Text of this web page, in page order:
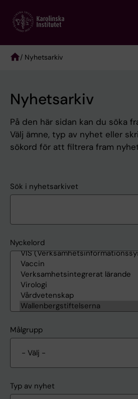
main
/ Nyhetsarkiv
Nyhetsarkiv
På den här sidan kan du söka
Välj ämne, typ av nyhet eller
sökord för att filtrera fram
Sök i nyhetsarkivet
Nyckelord
Målgrupp
Typ av nyhet